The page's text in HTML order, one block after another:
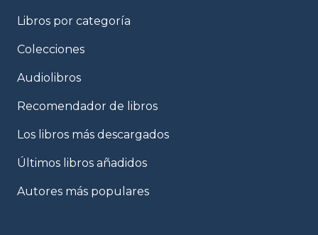
Libros por categoría
Colecciones
Audiolibros
Recomendador de libros
Los libros más descargados
Últimos libros añadidos
Autores más populares